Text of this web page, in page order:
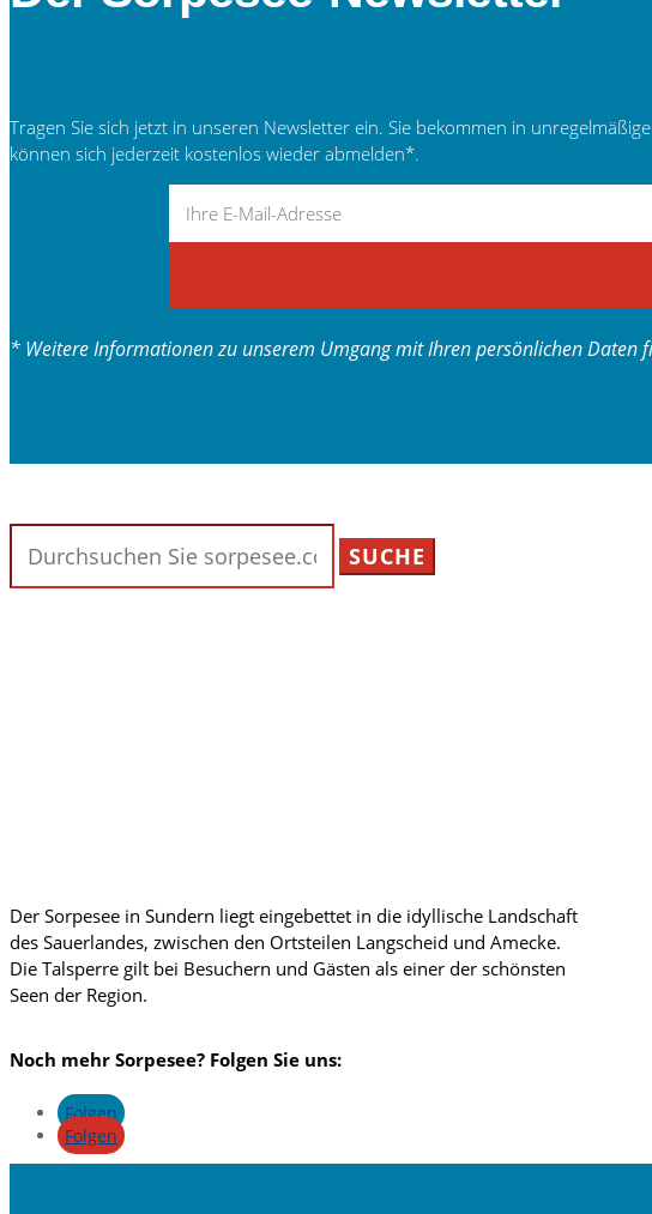
Tragen Sie sich jetzt in unseren Newsletter ein. Sie bekommen in
können sich jederzeit kostenlos wieder abmelden*.
* Weitere Informationen zu unserem Umgang mit Ihren persönlichen Daten
nach:
Der Sorpesee in Sundern liegt eingebettet in die idyllische Landschaft
des Sauerlandes, zwischen den Ortsteilen Langscheid und Amecke.
Die Talsperre gilt bei Besuchern und Gästen als einer der schönsten
Seen der Region.
Noch mehr Sorpesee? Folgen Sie uns:
Folgen
Folgen